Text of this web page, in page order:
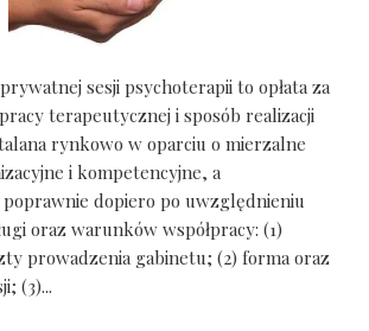
sesji psychoterapii to opłata za
terapeutycznej i sposób realizacji
rynkowo w oparciu o mierzalne
i kompetencyjne, a
dopiero po uwzględnieniu
oraz warunków współpracy: (1)
prowadzenia gabinetu; (2) forma oraz
(3)...